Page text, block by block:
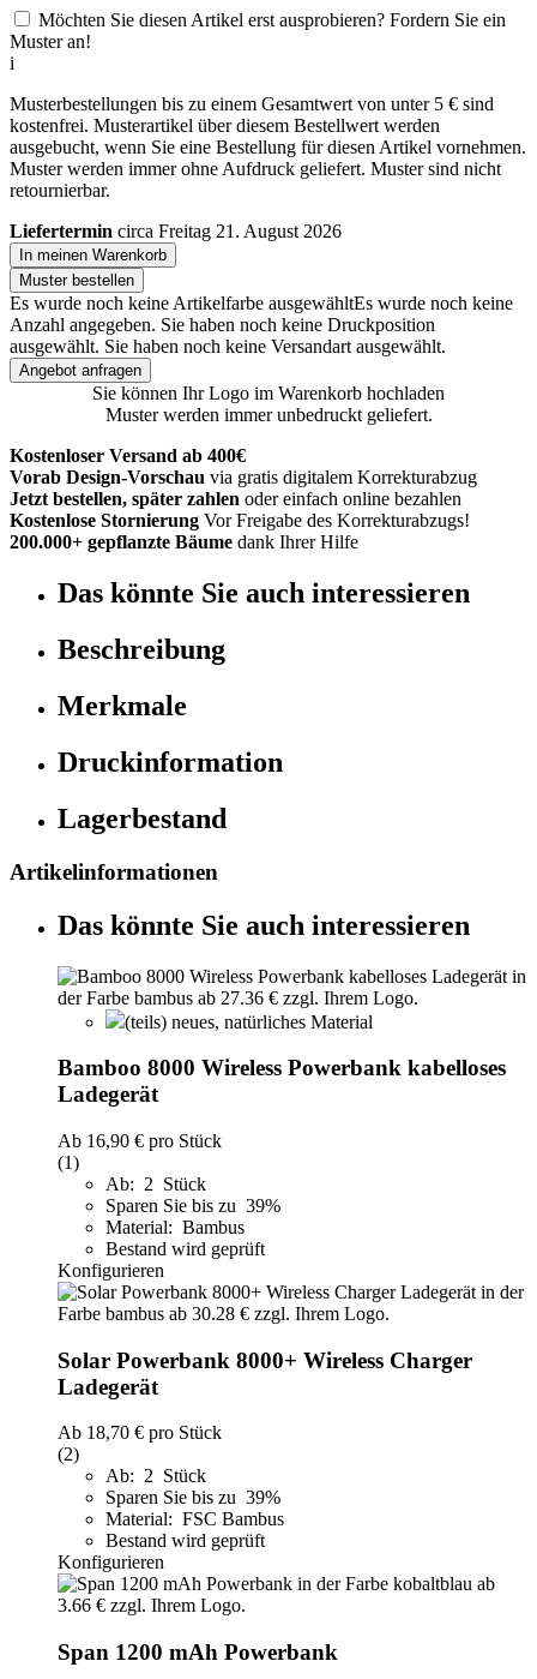
Möchten Sie diesen Artikel erst ausprobieren? Fordern Sie ein
Muster an!
i
Musterbestellungen bis zu einem Gesamtwert von unter 5 € sind
kostenfrei. Musterartikel über diesem Bestellwert werden
ausgebucht, wenn Sie eine Bestellung für diesen Artikel vornehmen.
Muster werden immer ohne Aufdruck geliefert. Muster sind nicht
retournierbar.
Liefertermin circa Freitag 21. August 2026
In meinen Warenkorb
Muster bestellen
Es wurde noch keine Artikelfarbe ausgewähltEs wurde noch keine
Anzahl angegeben. Sie haben noch keine Druckposition
ausgewählt. Sie haben noch keine Versandart ausgewählt.
Angebot anfragen
Sie können Ihr Logo im Warenkorb hochladen
Muster werden immer unbedruckt geliefert.
Kostenloser Versand ab 400€
Vorab Design-Vorschau via gratis digitalem Korrekturabzug
Jetzt bestellen, später zahlen oder einfach online bezahlen
Kostenlose Stornierung Vor Freigabe des Korrekturabzugs!
200.000+ gepflanzte Bäume dank Ihrer Hilfe
Das könnte Sie auch interessieren
Beschreibung
Merkmale
Druckinformation
Lagerbestand
Artikelinformationen
Das könnte Sie auch interessieren
(teils) neues, natürliches Material
Bamboo 8000 Wireless Powerbank kabelloses
Ladegerät
Ab 16,90 € pro Stück
(1)
Ab: 2 Stück
Sparen Sie bis zu 39%
Material: Bambus
Bestand wird geprüft
Konfigurieren
Solar Powerbank 8000+ Wireless Charger
Ladegerät
Ab 18,70 € pro Stück
(2)
Ab: 2 Stück
Sparen Sie bis zu 39%
Material: FSC Bambus
Bestand wird geprüft
Konfigurieren
Span 1200 mAh Powerbank